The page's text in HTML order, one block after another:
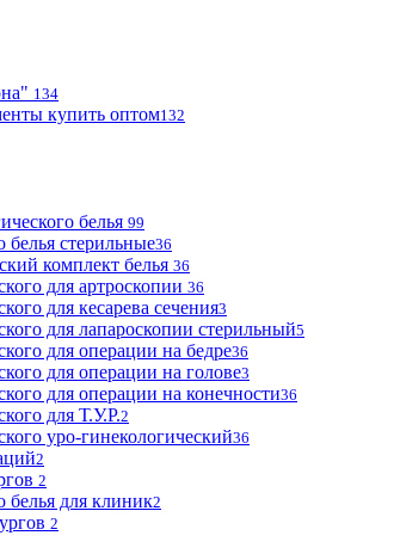
134
купить оптом132
белья 99
белья стерильные36
комплект белья 36
для артроскопии 36
для кесарева сечения3
для лапароскопии стерильный5
для операции на бедре36
для операции на голове3
для операции на конечности36
для Т.У.Р.2
уро-гинекологический36
2
2
белья для клиник2
2